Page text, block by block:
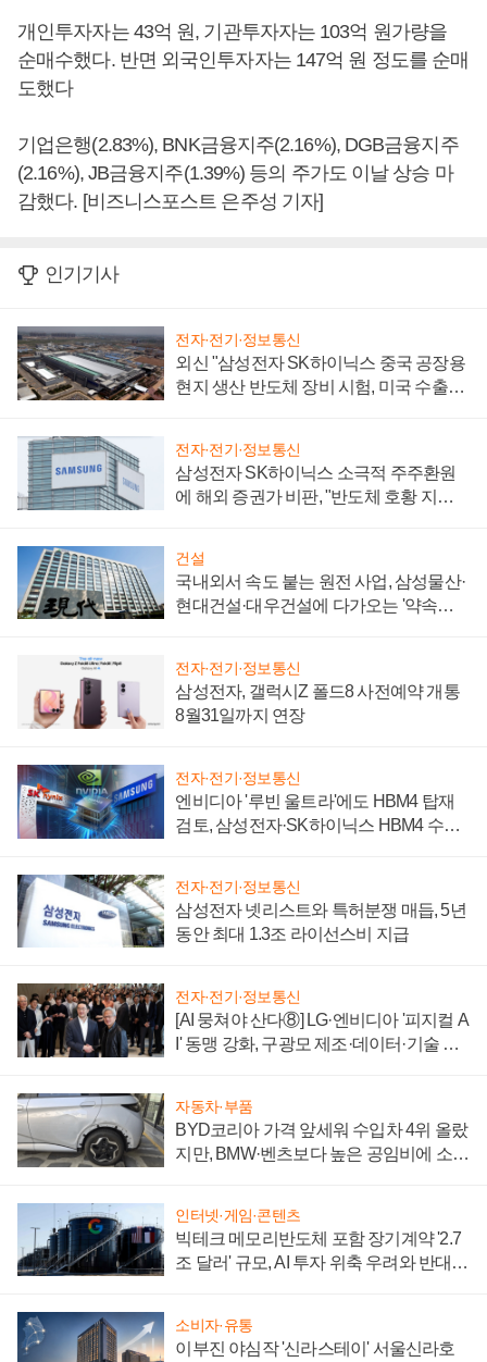
개인투자자는 43억 원, 기관투자자는 103억 원가량을
순매수했다. 반면 외국인투자자는 147억 원 정도를 순매
도했다
기업은행(2.83%), BNK금융지주(2.16%), DGB금융지주
(2.16%), JB금융지주(1.39%) 등의 주가도 이날 상승 마
감했다. [비즈니스포스트 은주성 기자]
인기기사
전자·전기·정보통신
외신 "삼성전자 SK하이닉스 중국 공장용
현지 생산 반도체 장비 시험, 미국 수출통
전자·전기·정보통신
삼성전자 SK하이닉스 소극적 주주환원
에 해외 증권가 비판, "반도체 호황 지속
건설
국내외서 속도 붙는 원전 사업, 삼성물산·
현대건설·대우건설에 다가오는 '약속의
전자·전기·정보통신
삼성전자, 갤럭시Z 폴드8 사전예약 개통
8월31일까지 연장
전자·전기·정보통신
엔비디아 '루빈 울트라'에도 HBM4 탑재
검토, 삼성전자·SK하이닉스 HBM4 수율
전자·전기·정보통신
삼성전자 넷리스트와 특허분쟁 매듭, 5년
동안 최대 1.3조 라이선스비 지급
전자·전기·정보통신
[AI 뭉쳐야 산다⑧] LG·엔비디아 '피지컬 A
I' 동맹 강화, 구광모 제조·데이터·기술 결
자동차·부품
BYD코리아 가격 앞세워 수입차 4위 올랐
지만, BMW·벤츠보다 높은 공임비에 소비
인터넷·게임·콘텐츠
빅테크 메모리반도체 포함 장기계약 '2.7
조 달러' 규모, AI 투자 위축 우려와 반대
소비자·유통
이부진 야심작 '신라스테이' 서울신라호